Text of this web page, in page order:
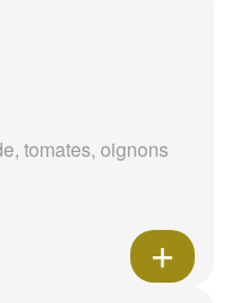
tomates, oignons